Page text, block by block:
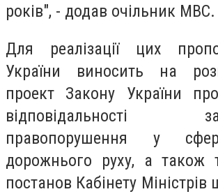
років", - додав очільник МВС.
Для реалізації цих
України виносить на
проект Закону України
відповідальності
правопорушення у
дорожнього руху, а також
постанов Кабінету